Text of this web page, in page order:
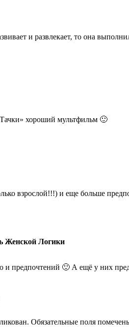
и развлекает, то она
хороший мультфильм 🙂
взрослой!!!) и еще больше
Женской Логики
и предпочтений 🙂 А ещё у них
Обязательные поля